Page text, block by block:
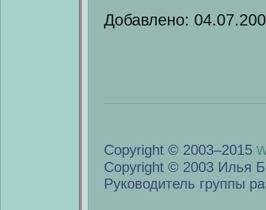
Добавлено:
Copyright © 2003–2015
Copyright © 2003 Илья
Руководитель группы